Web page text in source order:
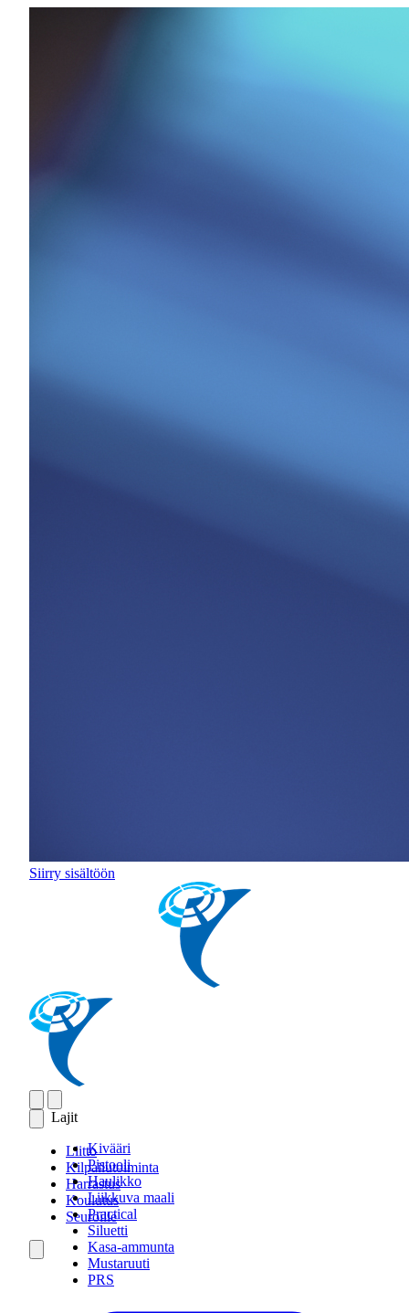
Siirry sisältöön
Lajit
Kivääri
Pistooli
Haulikko
Liikkuva maali
Practical
Siluetti
Kasa-ammunta
Mustaruuti
PRS
Liitto
Kilpailutoiminta
Harrastus
Koulutus
Seuroille